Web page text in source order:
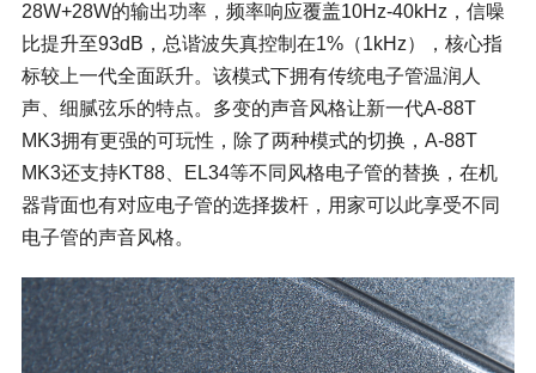
28W+28W的输出功率，频率响应覆盖10Hz-40kHz，信噪
比提升至93dB，总谐波失真控制在1%（1kHz），核心指
标较上一代全面跃升。该模式下拥有传统电子管温润人
声、细腻弦乐的特点。多变的声音风格让新一代A-88T
MK3拥有更强的可玩性，除了两种模式的切换，A-88T
MK3还支持KT88、EL34等不同风格电子管的替换，在机
器背面也有对应电子管的选择拨杆，用家可以此享受不同
电子管的声音风格。